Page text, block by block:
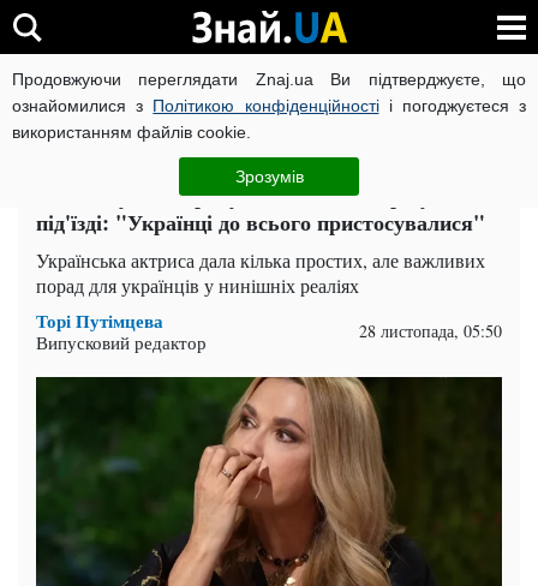
Продовжуючи переглядати Znaj.ua Ви підтверджуєте, що
ознайомилися з Політикою конфіденційностіі погоджуєтеся з
використанням файлів cookie.
Зрозумів
ВІЙНА РОСІЇ ПРОТИ УКРАЇНИ КОРОНАВІРУС В УКРАЇНІ
ЧИТАТЬ НА РУССКОМ
Ольга Сумська рятувалась від обстрілу в
під'їзді: "Українці до всього пристосувалися"
Українська актриса дала кілька простих, але важливих
порад для українців у нинішніх реаліях
Торі Путімцева
Випусковий редактор 28 листопада, 05:50